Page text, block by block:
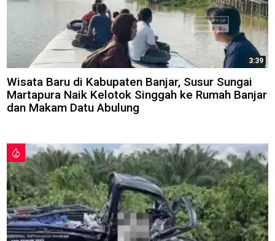
3:39
Wisata Baru di Kabupaten Banjar, Susur Sungai
Martapura Naik Kelotok Singgah ke Rumah Banjar
dan Makam Datu Abulung